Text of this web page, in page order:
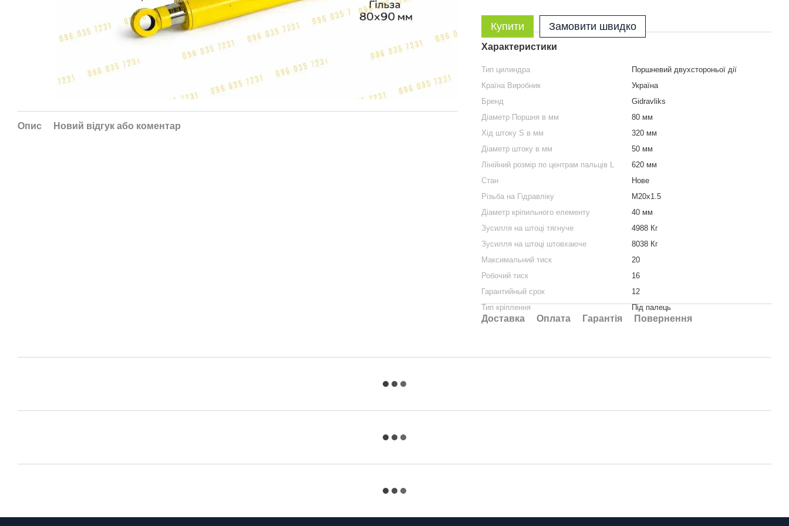
Опис Новий відгук або коментар
Купити Замовити швидко
Характеристики
Тип цилиндра
Поршневий двухстороньої дії
Країна Виробник
Україна
Бренд
Gidravliks
Діаметр Поршня в мм
80 мм
Хід штоку S в мм
320 мм
Діаметр штоку в мм
50 мм
Лінійний розмір по центрам пальців L
620 мм
Стан
Нове
Різьба на Гідравліку
М20х1.5
Діаметр кріпильного елементу
40 мм
Зусилля на штоці тягнуче
4988 Кг
Зусилля на штоці штовхаюче
8038 Кг
Максимальний тиск
20
Робочий тиск
16
Гарантийный срок
12
Тип кріплення
Під палець
Доставка Оплата Гарантія Повернення